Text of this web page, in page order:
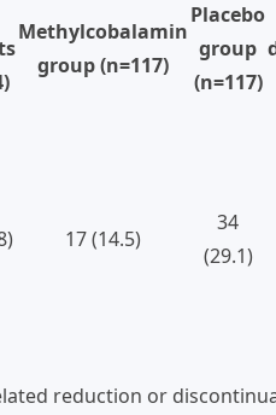
Methylcobalamin
group (n=117)
Placebo
group
(n=117)
17 (14.5)
34
(29.1)
reduction or